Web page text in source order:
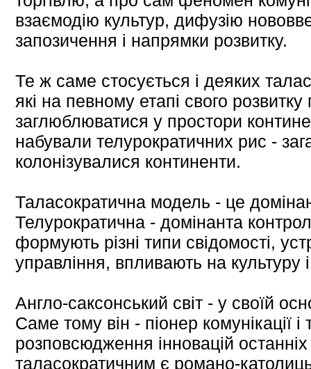
взаємодію культур, дифузію
запозичення і напрямки розвитку.
Те ж саме стосується і деяких
які на певному етапі свого
заглюблюватися у простори
набували телурократичних рис -
колонізувалися континенти.
Таласократична модель - це
Телурократична - домінанта
формують різні типи свідомості,
управління, впливають на культуру і
Англо-саксонський світ - у своїй
Саме тому він - піонер комунікації
розповсюдження інновацій
таласократичним є романо-